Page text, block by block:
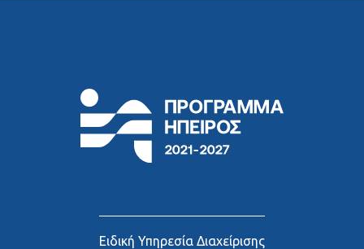
Ειδική Υπηρεσία Διαχείρισης